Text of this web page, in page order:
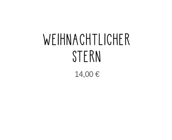
WEIHNACHTLICHER
STERN
14,00€